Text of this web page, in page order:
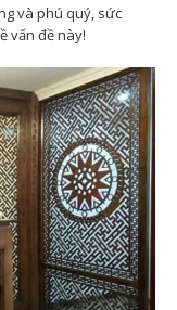
và phú quý, sức
vấn đề này!